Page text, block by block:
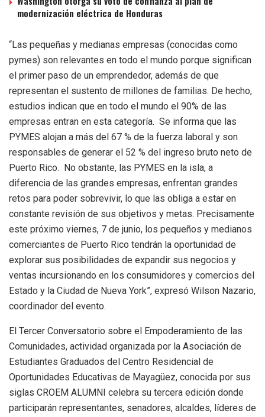
modernización eléctrica de Honduras
“Las pequeñas y medianas empresas (conocidas como
pymes) son relevantes en todo el mundo porque significan
el primer paso de un emprendedor, además de que
representan el sustento de millones de familias. De hecho,
estudios indican que en todo el mundo el 90% de las
empresas entran en esta categoría. Se informa que las
PYMES alojan a más del 67 % de la fuerza laboral y son
responsables de generar el 52 % del ingreso bruto neto de
Puerto Rico. No obstante, las PYMES en la isla, a
diferencia de las grandes empresas, enfrentan grandes
retos para poder sobrevivir, lo que las obliga a estar en
constante revisión de sus objetivos y metas. Precisamente
este próximo viernes, 7 de junio, los pequeños y medianos
comerciantes de Puerto Rico tendrán la oportunidad de
explorar sus posibilidades de expandir sus negocios y
ventas incursionando en los consumidores y comercios del
Estado y la Ciudad de Nueva York”, expresó Wilson Nazario,
coordinador del evento.
El Tercer Conversatorio sobre el Empoderamiento de las
Comunidades, actividad organizada por la Asociación de
Estudiantes Graduados del Centro Residencial de
Oportunidades Educativas de Mayagüez, conocida por sus
siglas CROEM ALUMNI celebra su tercera edición donde
participarán representantes, senadores, alcaldes, líderes de